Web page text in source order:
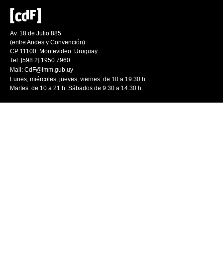
Av. 18 de Julio 885
(entre Andes y Convención)
CP 11100. Montevideo. Uruguay
Tel: [598 2] 1950 7960
Mail: CdF@imm.gub.uy
Lunes, miércoles, jueves, viernes: de 10 a 19.30 h.
Martes: de 10 a 21 h. Sábados de 9.30 a 14.30 h.